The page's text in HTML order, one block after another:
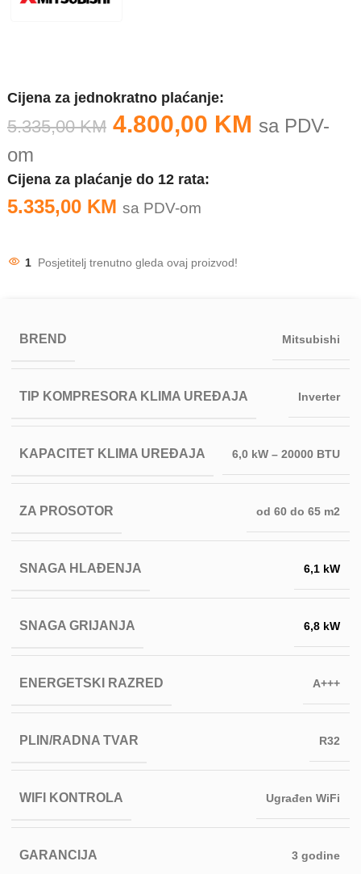
Cijena za jednokratno plaćanje:
5.335,00KM 4.800,00 KM sa PDV-
om
Cijena za plaćanje do 12 rata:
5.335,00 KM sa PDV-om
1 Posjetitelj trenutno gleda ovaj proizvod!
BREND Mitsubishi
TIP KOMPRESORA KLIMA UREĐAJA Inverter
KAPACITET KLIMA UREĐAJA 6,0 kW – 20000 BTU
ZA PROSOTOR od 60 do 65 m2
SNAGA HLAĐENJA 6,1 kW
SNAGA GRIJANJA 6,8 kW
ENERGETSKI RAZRED A+++
PLIN/RADNA TVAR R32
WIFI KONTROLA Ugrađen WiFi
GARANCIJA 3 godine